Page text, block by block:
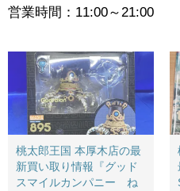
営業時間：11:00～21:00
桃太郎王国 本厚木店の最
新買い取り情報『グッド
スマイルカンパニー ね